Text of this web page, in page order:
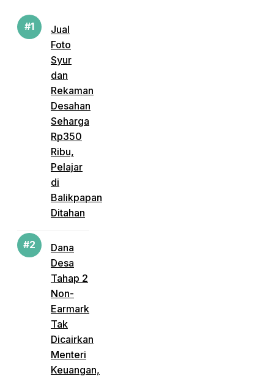
Jual
Foto
Syur
dan
Rekaman
Desahan
Seharga
Rp350
Ribu,
Pelajar
di
Balikpapan
Ditahan
Dana
Desa
Tahap 2
Non-
Earmark
Tak
Dicairkan
Menteri
Keuangan,